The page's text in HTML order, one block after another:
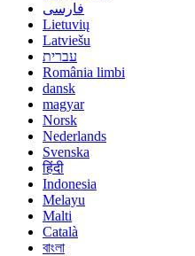
فارسی
Lietuvių
Latviešu
עברית
România limbi
dansk
magyar
Norsk
Nederlands
Svenska
हिंदी
Indonesia
Melayu
Malti
Català
বাংলা